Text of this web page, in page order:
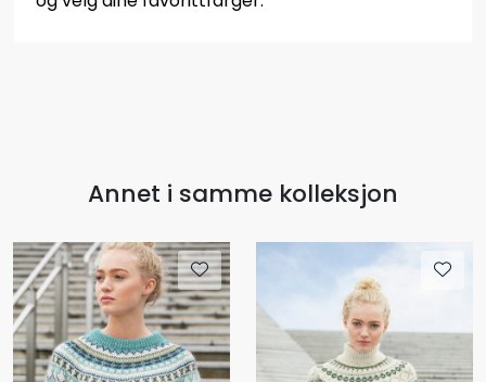
Annet i samme kolleksjon